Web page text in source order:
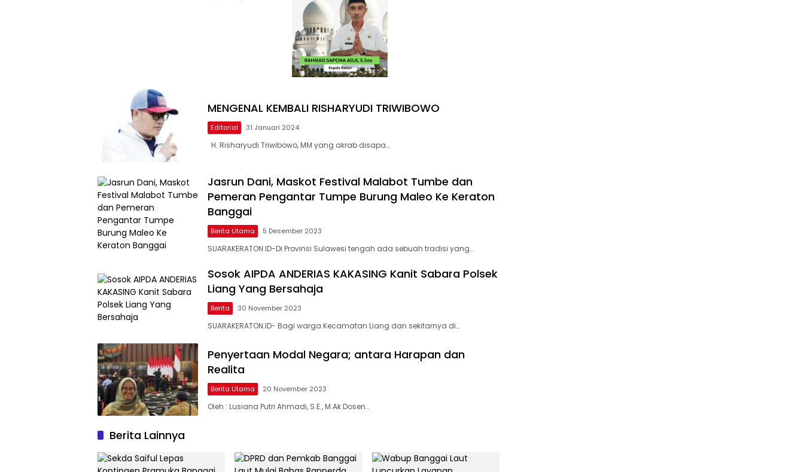
MENGENAL KEMBALI RISHARYUDI TRIWIBOWO
Editorial 31 Januari 2024
H. Risharyudi Triwibowo, MM yang akrab disapa…
Jasrun Dani, Maskot Festival Malabot Tumbe dan
Pemeran Pengantar Tumpe Burung Maleo Ke Keraton
Banggai
Berita Utama 5 Desember 2023
SUARAKERATON.ID-Di Provinsi Sulawesi tengah ada sebuah tradisi yang…
Sosok AIPDA ANDERIAS KAKASING Kanit Sabara Polsek
Liang Yang Bersahaja
Berita 30 November 2023
SUARAKERATON.ID- Bagi warga Kecamatan Liang dan sekitarnya di…
Penyertaan Modal Negara; antara Harapan dan
Realita
Berita Utama 20 November 2023
Oleh : Lusiana Putri Ahmadi, S.E., M.Ak Dosen…
Berita Lainnya